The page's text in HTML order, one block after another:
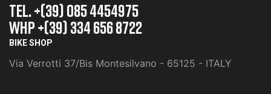
TEL. +(39) 085 4454975
whp +(39) 334 656 8722
BIKE SHOP
Via Verrotti 37/Bis Montesilvano - 65125 - ITALY